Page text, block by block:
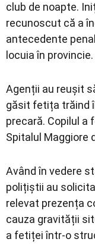
club de noapte.
recunoscut că a
antecedente
locuia în provincie.
Agenții au reușit
găsit fetița trăind
precară. Copilul
Spitalul Maggiore
Având în vedere
polițiștii au
relevat prezența
cauza gravității
a fetiței într-o